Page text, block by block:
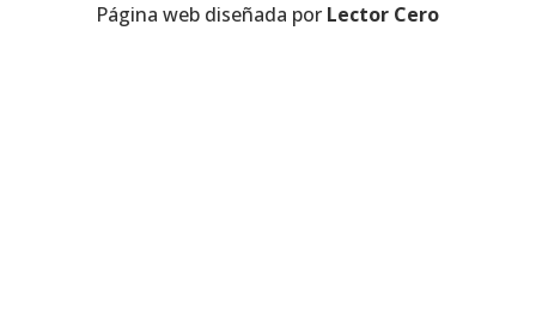
Página web diseñada por Lector Cero